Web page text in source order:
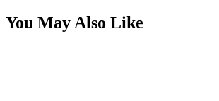
You May Also Like